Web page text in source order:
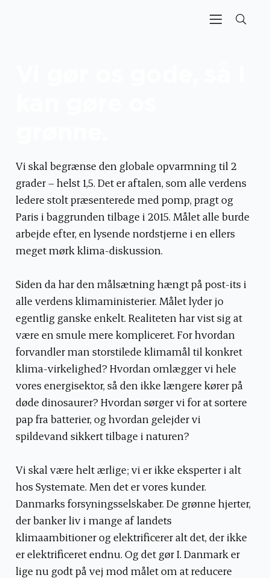
Vi skal begrænse den globale opvarmning til 2
grader – helst 1,5. Det er aftalen, som alle verdens
ledere stolt præsenterede med pomp, pragt og
Paris i baggrunden tilbage i 2015. Målet alle burde
arbejde efter, en lysende nordstjerne i en ellers
meget mørk klima-diskussion.
Siden da har den målsætning hængt på post-its i
alle verdens klimaministerier. Målet lyder jo
egentlig ganske enkelt. Realiteten har vist sig at
være en smule mere kompliceret. For hvordan
forvandler man storstilede klimamål til konkret
klima-virkelighed? Hvordan omlægger vi hele
vores energisektor, så den ikke længere kører på
døde dinosaurer? Hvordan sørger vi for at sortere
pap fra batterier, og hvordan gelejder vi
spildevand sikkert tilbage i naturen?
Vi skal være helt ærlige; vi er ikke eksperter i alt
hos Systemate. Men det er vores kunder.
Danmarks forsyningsselskaber. De grønne hjerter,
der banker liv i mange af landets
klimaambitioner og elektrificerer alt det, der ikke
er elektrificeret endnu. Og det gør I. Danmark er
lige nu godt på vej mod målet om at reducere